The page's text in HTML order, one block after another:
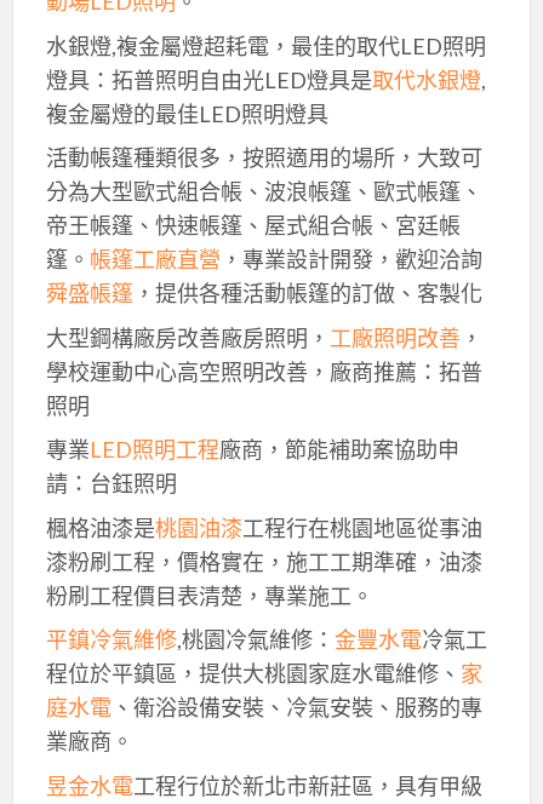
水銀燈,複金屬燈超耗電，最佳的取代LED照明
燈具：拓普照明自由光LED燈具是取代水銀燈,
複金屬燈的最佳LED照明燈具
活動帳篷種類很多，按照適用的場所，大致可
分為大型歐式組合帳、波浪帳篷、歐式帳篷、
帝王帳篷、快速帳篷、屋式組合帳、宮廷帳
篷。 帳篷工廠直營 ，專業設計開發，歡迎洽詢
舜盛帳篷，提供各種活動帳篷的訂做、客製化
大型鋼構廠房改善廠房照明， 工廠照明改善，
學校運動中心高空照明改善，廠商推薦：拓普
照明
專業LED照明工程廠商，節能補助案協助申
請：台鈺照明
楓格油漆是桃園油漆工程行在桃園地區從事油
漆粉刷工程，價格實在，施工工期準確，油漆
粉刷工程價目表清楚，專業施工。
平鎮冷氣維修,桃園冷氣維修： 金豐水電冷氣工
程位於平鎮區，提供大桃園家庭水電維修、 家
庭水電、衛浴設備安裝、冷氣安裝、服務的專
業廠商。
昱金水電工程行位於新北市新莊區，具有甲級